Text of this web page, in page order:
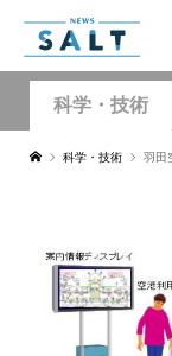
科学・技術
科学・技術 羽田